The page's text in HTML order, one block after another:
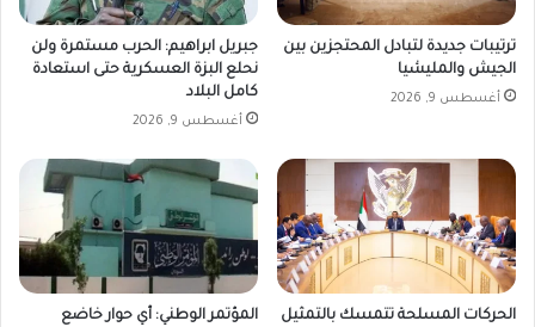
ترتيبات جديدة لتبادل المحتجزين بين
الجيش والمليشيا
أغسطس 9, 2026
جبريل ابراهيم: الحرب مستمرة ولن
نحلع البزة العسكرية حتى استعادة
كامل البلاد
أغسطس 9, 2026
الحركات المسلحة تتمسك بالتمثيل
المؤتمر الوطني: أي حوار خاضع